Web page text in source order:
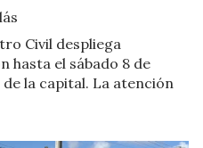
Civil despliega
hasta el sábado 8 de
la capital. La atención